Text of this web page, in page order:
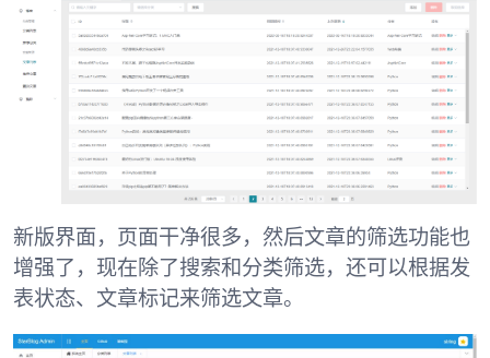
新版界面，页面干净很多，然后文章的筛选功能也
增强了，现在除了搜索和分类筛选，还可以根据发
表状态、文章标记来筛选文章。